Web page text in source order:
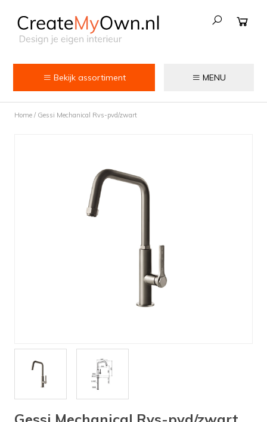
Bekijk assortiment
Wastafels
MENU
Home/ Gessi Mechanical Rvs-pvd/zwart